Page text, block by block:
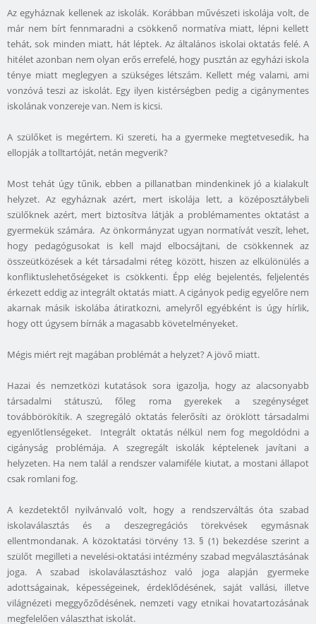
Az egyháznak kellenek az iskolák. Korábban művészeti iskolája volt, de
már nem bírt fennmaradni a csökkenő normatíva miatt, lépni kellett
tehát, sok minden miatt, hát léptek. Az általános iskolai oktatás felé. A
hitélet azonban nem olyan erős errefelé, hogy pusztán az egyházi iskola
ténye miatt meglegyen a szükséges létszám. Kellett még valami, ami
vonzóvá teszi az iskolát. Egy ilyen kistérségben pedig a cigánymentes
iskolának vonzereje van. Nem is kicsi.
A szülőket is megértem. Ki szereti, ha a gyermeke megtetvesedik, ha
ellopják a tolltartóját, netán megverik?
Most tehát úgy tűnik, ebben a pillanatban mindenkinek jó a kialakult
helyzet. Az egyháznak azért, mert iskolája lett, a középosztálybeli
szülőknek azért, mert biztosítva látják a problémamentes oktatást a
gyermekük számára. Az önkormányzat ugyan normatívát veszít, lehet,
hogy pedagógusokat is kell majd elbocsájtani, de csökkennek az
összeütközések a két társadalmi réteg között, hiszen az elkülönülés a
konfliktuslehetőségeket is csökkenti. Épp elég bejelentés, feljelentés
érkezett eddig az integrált oktatás miatt. A cigányok pedig egyelőre nem
akarnak másik iskolába átiratkozni, amelyről egyébként is úgy hírlik,
hogy ott úgysem bírnák a magasabb követelményeket.
Mégis miért rejt magában problémát a helyzet? A jövő miatt.
Hazai és nemzetközi kutatások sora igazolja, hogy az alacsonyabb
társadalmi státuszú, főleg roma gyerekek a szegénységet
továbbörökítik. A szegregáló oktatás felerősíti az öröklött társadalmi
egyenlőtlenségeket. Integrált oktatás nélkül nem fog megoldódni a
cigányság problémája. A szegregált iskolák képtelenek javítani a
helyzeten. Ha nem talál a rendszer valamiféle kiutat, a mostani állapot
csak romlani fog.
A kezdetektől nyilvánvaló volt, hogy a rendszerváltás óta szabad
iskolaválasztás és a deszegregációs törekvések egymásnak
ellentmondanak. A közoktatási törvény 13. § (1) bekezdése szerint a
szülőt megilleti a nevelési-oktatási intézmény szabad megválasztásának
joga. A szabad iskolaválasztáshoz való joga alapján gyermeke
adottságainak, képességeinek, érdeklődésének, saját vallási, illetve
világnézeti meggyőződésének, nemzeti vagy etnikai hovatartozásának
megfelelően választhat iskolát.